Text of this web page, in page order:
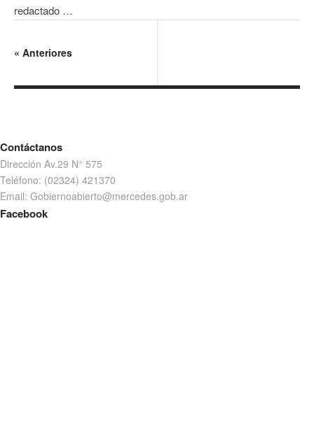
redactado …
« Anteriores
Contáctanos
Dirección Av.29 N° 575
Teléfono: (02324) 421370
Email: Gobiernoabierto@mercedes.gob.ar
Facebook